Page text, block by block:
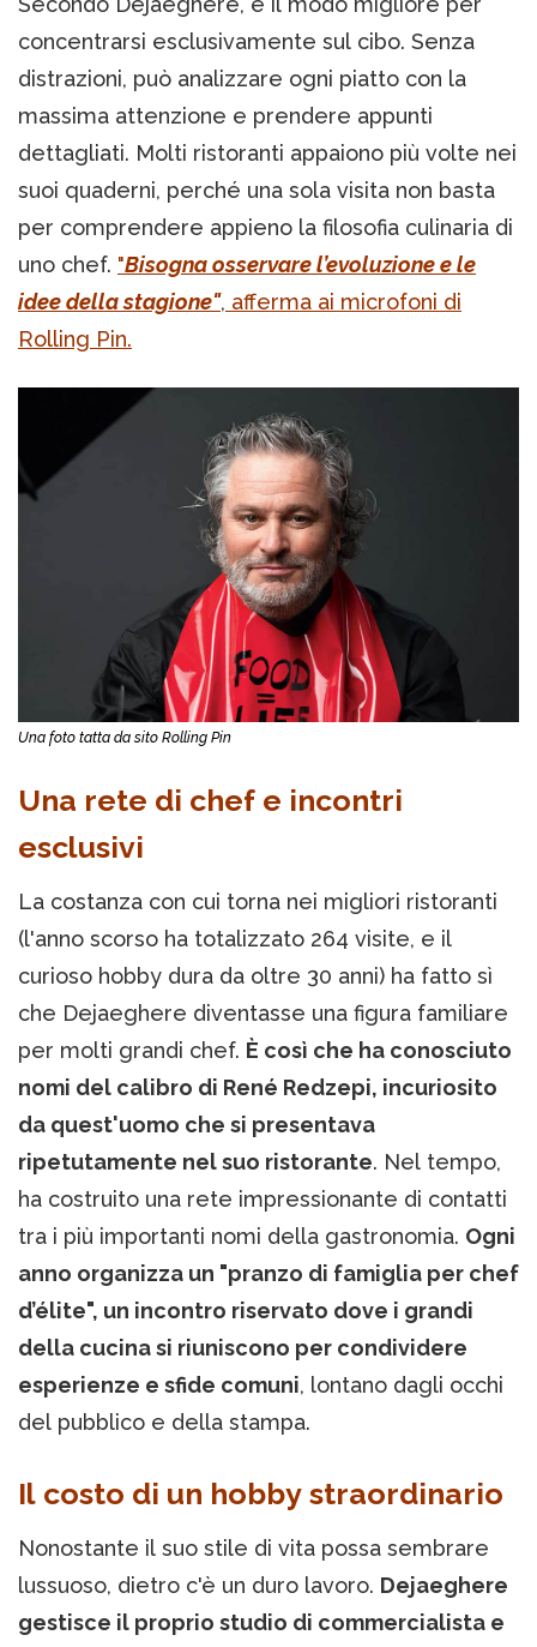
concentrarsi esclusivamente sul cibo. Senza
distrazioni, può analizzare ogni piatto con la
massima attenzione e prendere appunti
dettagliati. Molti ristoranti appaiono più volte nei
suoi quaderni, perché una sola visita non basta
per comprendere appieno la filosofia culinaria di
uno chef. "Bisogna osservare l’evoluzione e le
idee della stagione", afferma ai microfoni di
Rolling Pin.
Una foto tatta da sito Rolling Pin
Una rete di chef e incontri
esclusivi
La costanza con cui torna nei migliori ristoranti
(l'anno scorso ha totalizzato 264 visite, e il
curioso hobby dura da oltre 30 anni) ha fatto sì
che Dejaeghere diventasse una figura familiare
per molti grandi chef. È così che ha conosciuto
nomi del calibro di René Redzepi, incuriosito
da quest'uomo che si presentava
ripetutamente nel suo ristorante. Nel tempo,
ha costruito una rete impressionante di contatti
tra i più importanti nomi della gastronomia. Ogni
anno organizza un "pranzo di famiglia per chef
d’élite", un incontro riservato dove i grandi
della cucina si riuniscono per condividere
esperienze e sfide comuni, lontano dagli occhi
del pubblico e della stampa.
Il costo di un hobby straordinario
Nonostante il suo stile di vita possa sembrare
lussuoso, dietro c'è un duro lavoro. Dejaeghere
gestisce il proprio studio di commercialista e